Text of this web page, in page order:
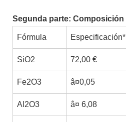
Segunda parte: Composición
Fórmula Especificación*
SiO2 72,00 €
Fe2O3 â¤0,05
Al2O3 â¤ 6,08